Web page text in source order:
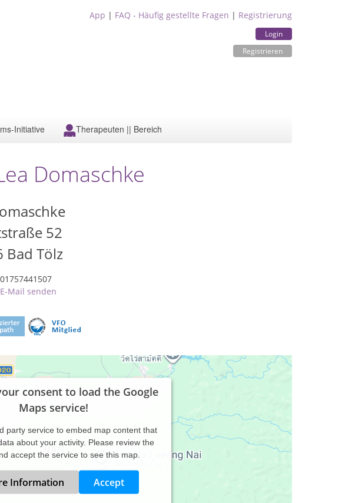
App | FAQ - Häufig gestellte Fragen | Registrierung
Login
Registrieren
Initiative Therapeuten || Bereich
Domaschke
52
Bad Tölz
01757441507
E-Mail senden
consent to load the Google
Maps service!
party service to embed map content that
about your activity. Please review the
accept the service to see this map.
Information Accept